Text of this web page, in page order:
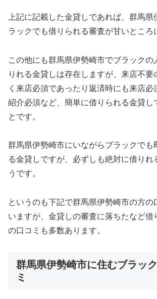
上記に記載した金貸しであれば、群馬
ラックでも借りられる審査が甘いところ
この他にも群馬県伊勢崎市でブラックの
りれる金貸しは存在しますが、来店不要
く来店必須であったり返済時にも来店必
紹介必須など、簡単に借りられる金貸し
とです。
群馬県伊勢崎市にいながらブラックでも
る金貸しですが、必ずしも絶対に借りれ
うです。
というのも下記で群馬県伊勢崎市の方の
いますが、金貸しの審査に落ちたなど借
の口コミも多数あります。
群馬県伊勢崎市に住むブラッ
ミ